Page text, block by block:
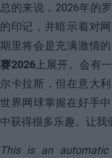
总的来说，2026年的
的印记，并暗示着对
期里将会是充满激情
赛2026上展开。会有
尔卡拉斯，但在意大
世界网球掌握在好手
中获得很多乐趣。让我
This is an